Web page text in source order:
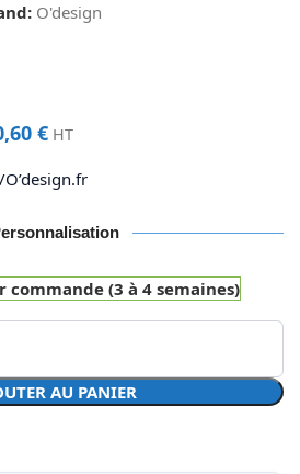
O'design
€ HT
commande (3 à 4 semaines)
AU PANIER